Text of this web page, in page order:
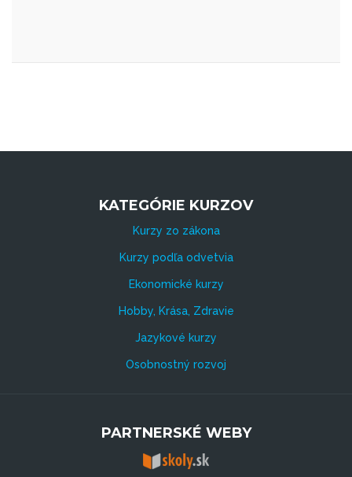
KATEGÓRIE KURZOV
Kurzy zo zákona
Kurzy podľa odvetvia
Ekonomické kurzy
Hobby, Krása, Zdravie
Jazykové kurzy
Osobnostný rozvoj
PARTNERSKÉ WEBY